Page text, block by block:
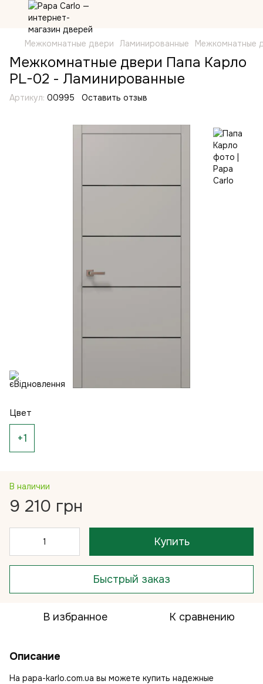
Межкомнатные двери Ламинированные Межкомнатные
Межкомнатные двери Папа Карло
PL-02 - Ламинированные
Артикул: 00995 Оставить отзыв
Цвет
+1
В наличии
9 210 грн
Купить
Быстрый заказ
В избранное К сравнению
Описание
На papa-karlo.com.ua вы можете купить надежные